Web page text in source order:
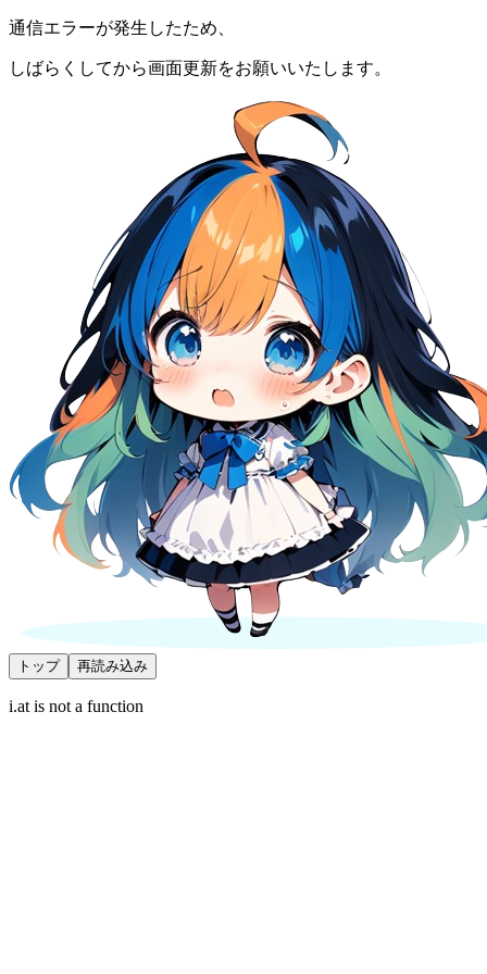
通信エラーが発生したため、
しばらくしてから画面更新をお願いいたします。
トップ 再読み込み
i.at is not a function